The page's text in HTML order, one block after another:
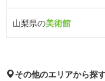
山梨県の美術館
その他のエリアから探